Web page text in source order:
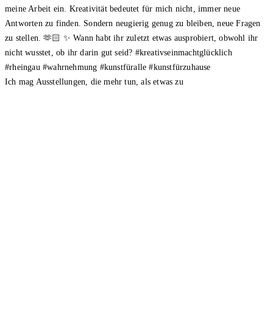
Ich mag Ausstellungen, die mehr tun, als etwas zu